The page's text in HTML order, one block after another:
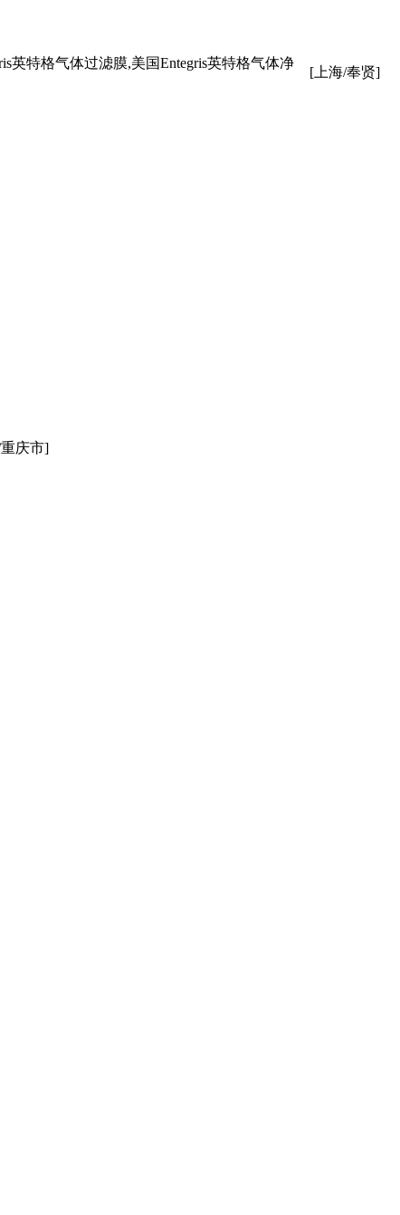
英特格气体过滤膜,美国Entegris英特格气体净
[上海/奉贤]
庆市]